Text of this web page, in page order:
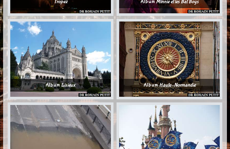
Tropez
AlbumMinnie et les Bat Boys
Album Lisieux AlbumHaute-Normandie